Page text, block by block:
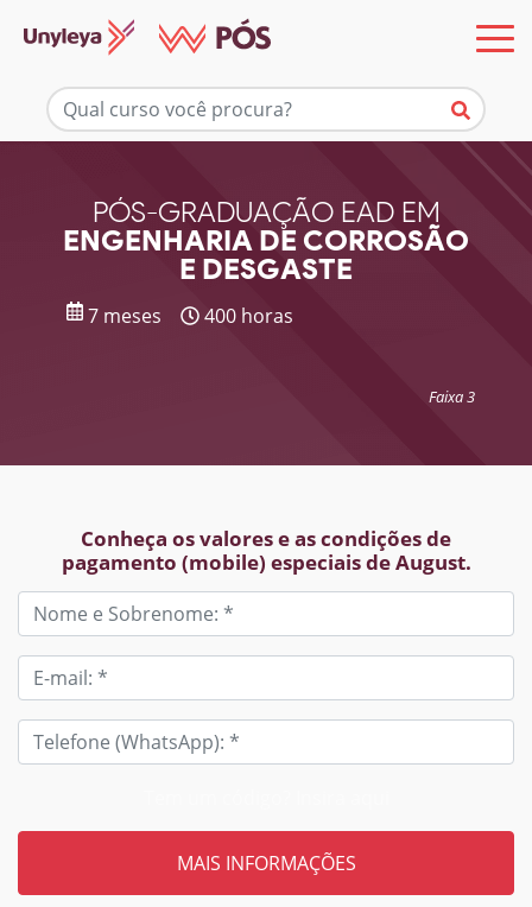
PÓS-GRADUAÇÃO EAD EM
ENGENHARIA DE CORROSÃO
E DESGASTE
7 meses 400 horas
Faixa 3
Conheça os valores e as condições de
pagamento (mobile) especiais de August.
Mais informações